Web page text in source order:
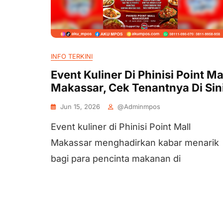
INFO TERKINI
Event Kuliner Di Phinisi Point
Makassar, Cek Tenantnya Di
Jun 15, 2026 @adminmpos
Event kuliner di Phinisi Point Mall
Makassar menghadirkan kabar menarik
bagi para pencinta makanan di